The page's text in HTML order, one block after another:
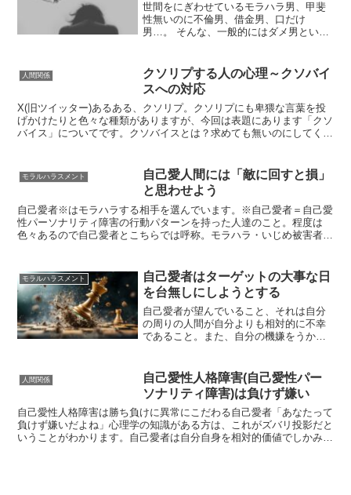
世間をにぎわせているモラハラ男、甲斐
性無いのに不倫男、借金男、口だけ
男…。 そんな、一般的にはダメ男といわ
に惹かれる女のなぜ？付き合ってもデメ
リットしかなさそうなのに、一...
人間関係
クソリプする人の心理～クソバイ
スへの対応
X(旧ツイッター)あるある、クソリプ。クソリプにも卑猥な言葉を投
げかけたりと色々な種類がありますが、今回は表題にあります「クソ
バイス」についてです。クソバイスとは？求めても無いのにしてく
モラルハラスメント
自己愛人間には「敵に回すと損」
と思わせよう
自己愛者※はモラハラする相手を選んでいます。※自己愛者＝自己愛
性パーソナリティ障害の行動パターンを持った人達のこと。程度は
色々あるので自己愛者とこちらでは呼称。モラハラ・いじめ被害者の
モラルハラスメント
自己愛者はターゲットの大事な日
を台無しにしようとする
自己愛者が望んでいること、それは自分
の周りの人間が自分よりも相対的に不幸
であること。また、自分の機嫌をうかが
味わうことができません。外的価値や人
間関係へ過度に依存するの...
人間関係
自己愛性人格障害(自己愛性パー
ソナリティ障害)は負けず嫌い
自己愛性人格障害は勝ち負けに異常にこだわる自己愛者「あなたって
負けず嫌いだよね」心理学の知識がある方は、これがズバリ投影だと
いうことがわかります。自己愛者は自分自身を相対的価値でしかみる